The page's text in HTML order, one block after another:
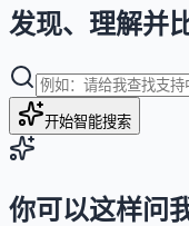
发现、理解并
开始智能搜索
你可以这样问